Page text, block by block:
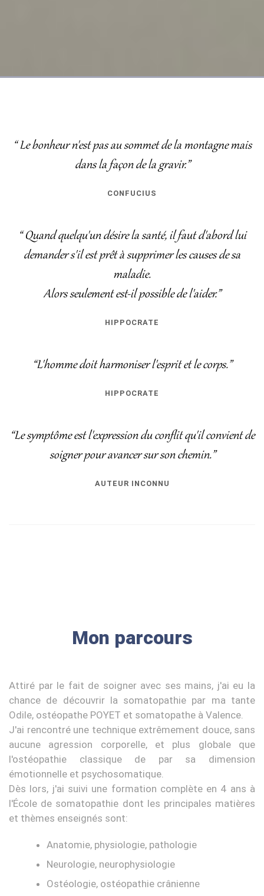
“ Le bonheur n'est pas au sommet de la montagne mais
dans la façon de la gravir.”
CONFUCIUS
“ Quand quelqu'un désire la santé, il faut d'abord lui
demander s'il est prêt à supprimer les causes de sa
maladie.
Alors seulement est-il possible de l'aider.”
HIPPOCRATE
“L'homme doit harmoniser l'esprit et le corps.”
HIPPOCRATE
“Le symptôme est l'expression du conflit qu'il convient de
soigner pour avancer sur son chemin.”
AUTEUR INCONNU
Mon parcours
Attiré par le fait de soigner avec ses mains, j'ai eu la
chance de découvrir la somatopathie par ma tante
Odile, ostéopathe POYET et somatopathe à Valence.
J'ai rencontré une technique extrêmement douce, sans
aucune agression corporelle, et plus globale que
l'ostéopathie classique de par sa dimension
émotionnelle et psychosomatique.
Dès lors, j'ai suivi une formation complète en 4 ans à
l'École de somatopathie dont les principales matières
et thèmes enseignés sont:
Anatomie, physiologie, pathologie
Neurologie, neurophysiologie
Ostéologie, ostéopathie crânienne